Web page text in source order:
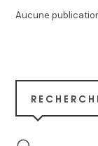
Aucune